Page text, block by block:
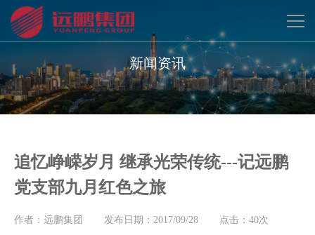
网站首页
关于远鹏
新闻资讯
新闻资讯
追忆峥嵘岁月 继承光荣传统---记远鹏
党支部九月红色之旅
作者：远鹏集团 发布日期：2017/09/28 点击：40次